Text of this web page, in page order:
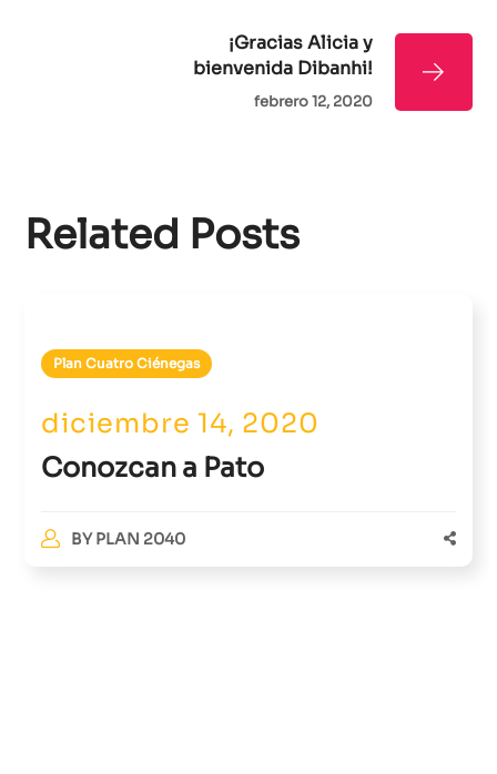
¡Gracias Alicia y
bienvenida Dibanhi!
febrero 12, 2020
Related Posts
Plan Cuatro Ciénegas
diciembre 14, 2020
Conozcan a Pato
BYPLAN 2040